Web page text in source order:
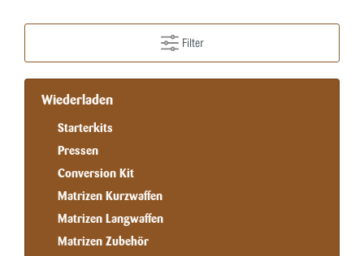
Filter
Wiederladen
Starterkits
Pressen
Conversion Kit
Matrizen Kurzwaffen
Matrizen Langwaffen
Matrizen Zubehör